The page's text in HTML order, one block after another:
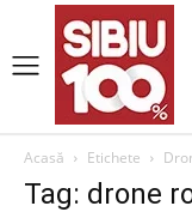
Acasă Etichete
Tag: drone